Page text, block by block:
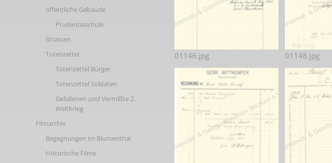
Denkmal-Liste C
Denkmal_Liste weitere
01146.jpg 01148.jpg
öffentliche Gebäude
Prudentiaschule
Strassen
Totenzettel
Totenzettel Bürger
Totenzettel Soldaten
Gefallenen und Vermißte 2.
Weltkrieg
Filmarchiv
Begegnungen im Blumenthal
Historische Filme